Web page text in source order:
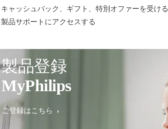
キャッシュバック、ギフト、特別オファーを受ける
製品サポートにアクセスする
製品登録
MyPhilips
ご登録はこちら